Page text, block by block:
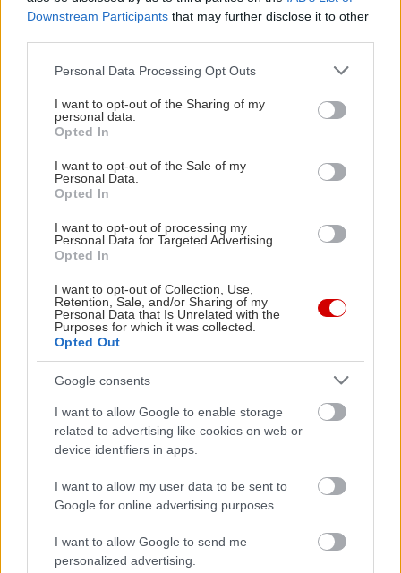
Downstream Participants that may further disclose it to other
Please note that this website/app uses one or more Google
not limited to your visit or usage behaviour. You may click to
grant or deny consent to Google and its third-party tags to
use your data for below specified purposes in below Google
consent section.
Personal Data Processing Opt Outs
I want to opt-out of the Sharing of my
personal data.
Opted In
I want to opt-out of the Sale of my
Personal Data.
Opted In
I want to opt-out of processing my
Personal Data for Targeted Advertising.
Opted In
I want to opt-out of Collection, Use,
Retention, Sale, and/or Sharing of my
Personal Data that Is Unrelated with the
Purposes for which it was collected.
Opted Out
Google consents
I want to allow Google to enable storage
related to advertising like cookies on web or
device identifiers in apps.
I want to allow my user data to be sent to
Google for online advertising purposes.
I want to allow Google to send me
personalized advertising.
σου έχουμε λεπτομέρειες εδώ -Τα κρυμμένα
Για να μη χάνεσαι στις γειτονιές
(*) πλαγιότιτλος δανεισμένος από τον υπέροχο
αποδίδονται
Δεν είναι μόνο αξιοθέατα και μουσεία αυτή η
πόλη. Είναι μια καρτποσταλική, γεμάτη ζωή
μητρόπολη, που θα αγαπήσεις ακόμα και αν δεν
δίνεις λιρέτα (πω τι θυμηθήκαμε) τσακιστή για την